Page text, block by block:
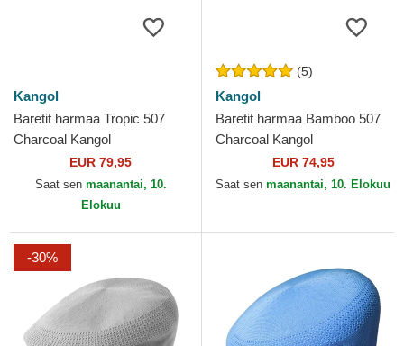
Kangol
Baretit harmaa Tropic 507
Charcoal Kangol
EUR 79,95
Saat sen maanantai, 10.
Elokuu
(5)
Kangol
Baretit harmaa Bamboo 507
Charcoal Kangol
EUR 74,95
Saat sen maanantai, 10. Elokuu
-30%